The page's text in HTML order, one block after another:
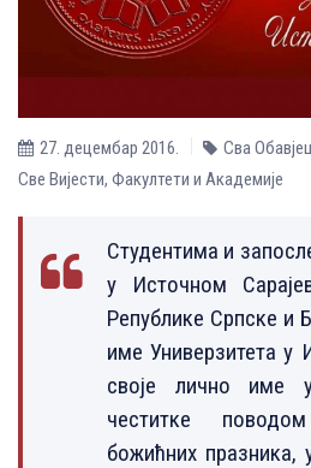
27. децембар 2016. Сва
Све Вијести, Факултети и Академије
Студентима и
у Источном
Републике Српске и
име Универзитета у
своје лично име
честитке
божићних